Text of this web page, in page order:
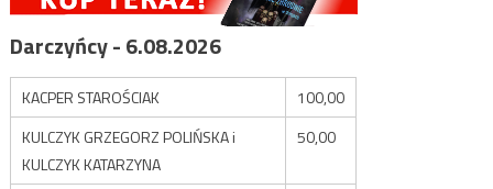
Darczyńcy - 6.08.2026
KACPER STAROŚCIAK
100,00
KULCZYK GRZEGORZ POLIŃSKA i
KULCZYK KATARZYNA
50,00